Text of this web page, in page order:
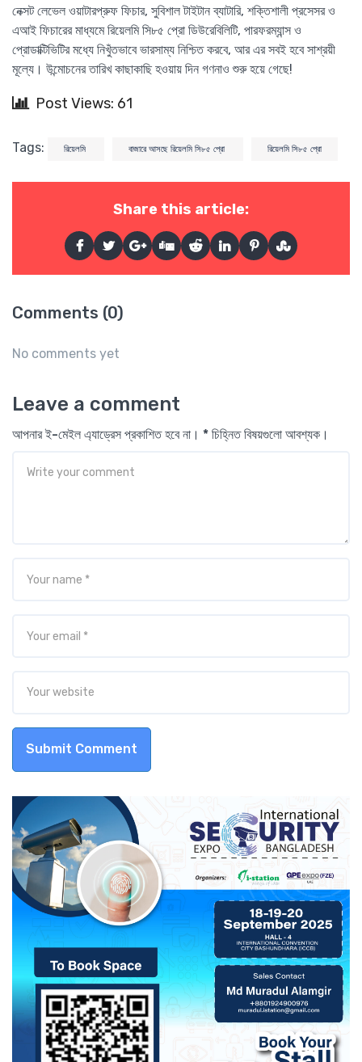
নেক্সট লেভেল ওয়াটারপ্রুফ ফিচার, সুবিশাল টাইটান ব্যাটারি, শক্তিশালী প্রসেসর ও
এআই ফিচারের মাধ্যমে রিয়েলমি সি৮৫ প্রো ডিউরেবিলিটি, পারফরম্যান্স ও
প্রোডাক্টিভিটির মধ্যে নিখুঁতভাবে ভারসাম্য নিশ্চিত করবে, আর এর সবই হবে সাশ্রয়ী
মূল্যে। উন্মোচনের তারিখ কাছাকাছি হওয়ায় দিন গণনাও শুরু হয়ে গেছে!
Post Views: 61
Tags: রিয়েলমি বাজারে আসছে রিয়েলমি সি৮৫ প্রো রিয়েলমি সি৮৫ প্রো
Share this article:
Comments (0)
No comments yet
Leave a comment
আপনার ই-মেইল এ্যাড্রেস প্রকাশিত হবে না। * চিহ্নিত বিষয়গুলো আবশ্যক।
Submit Comment